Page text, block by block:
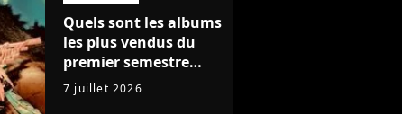
Quels sont les albums
les plus vendus du
premier semestre
2026 en France ? Voici
le top 10 en exclu !
7 juillet 2026